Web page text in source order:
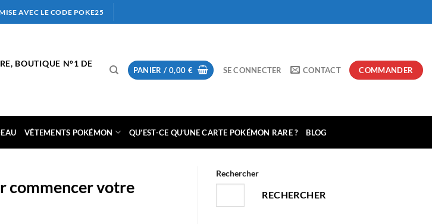
AVEC LE CODE POKE25
BOUTIQUE N°1 DE
PANIER /0,00 € SE CONNECTER CONTACT COMMANDER
VÊTEMENTS POKÉMON QU’EST-CE QU’UNE CARTE POKÉMON RARE ? BLOG
commencer votre
Rechercher
RECHERCHER